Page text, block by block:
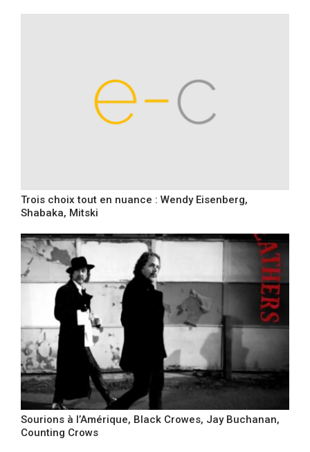
Trois choix tout en nuance : Wendy Eisenberg,
Shabaka, Mitski
Sourions à l’Amérique, Black Crowes, Jay Buchanan,
Counting Crows